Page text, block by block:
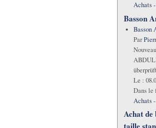
Achats
Basson
Basson
Par
Le :
Dans le
Achats
Achat de